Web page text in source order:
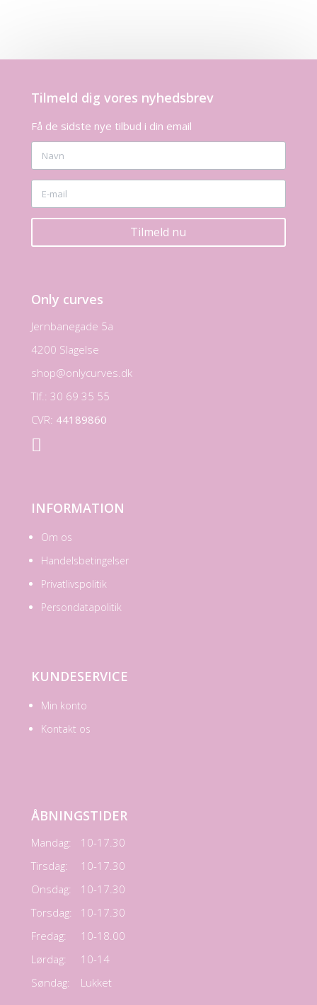
Tilmeld dig vores nyhedsbrev
Få de sidste nye tilbud i din email
Tilmeld nu
Only curves
Jernbanegade 5a
4200 Slagelse
shop@onlycurves.dk
Tlf.: 30 69 35 55
CVR: 44189860

INFORMATION
Om os
Handelsbetingelser
Privatlivspolitik
Persondatapolitik
KUNDESERVICE
Min konto
Kontakt os
ÅBNINGSTIDER
Mandag:
10-17.30
Tirsdag:
10-17.30
Onsdag:
10-17.30
Torsdag:
10-17.30
Fredag:
10-18.00
Lørdag:
10-14
Søndag:
Lukket